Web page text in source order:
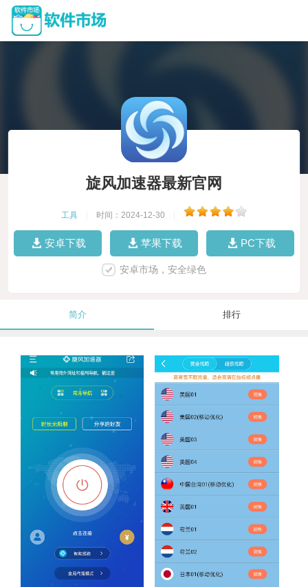
旋风加速器最新官网
工具 时间：2024-12-30
安卓下载 苹果下载 PC下载
安卓市场，安全绿色
简介 排行